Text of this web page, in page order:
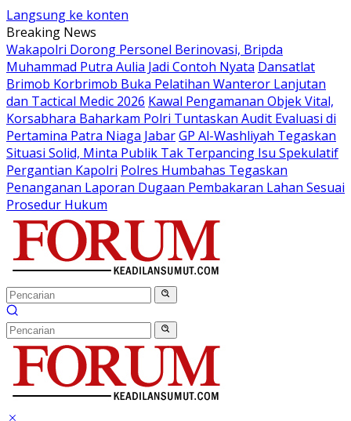
Langsung ke konten
Breaking News
Wakapolri Dorong Personel Berinovasi, Bripda
Muhammad Putra Aulia Jadi Contoh Nyata Dansatlat
Brimob Korbrimob Buka Pelatihan Wanteror Lanjutan
dan Tactical Medic 2026 Kawal Pengamanan Objek Vital,
Korsabhara Baharkam Polri Tuntaskan Audit Evaluasi di
Pertamina Patra Niaga JabarGP Al-Washliyah Tegaskan
Situasi Solid, Minta Publik Tak Terpancing Isu Spekulatif
Pergantian Kapolri Polres Humbahas Tegaskan
Penanganan Laporan Dugaan Pembakaran Lahan Sesuai
Prosedur Hukum